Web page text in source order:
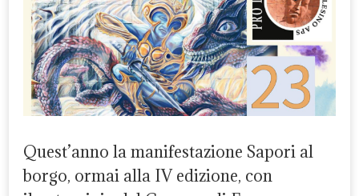
Quest’anno la manifestazione Sapori al
borgo, ormai alla IV edizione, con